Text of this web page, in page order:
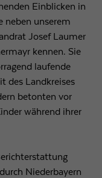
Einblicken in
neben unserem
Josef Laumer
kennen. Sie
laufende
des Landkreises
betonten vor
während ihrer
Niederbayern